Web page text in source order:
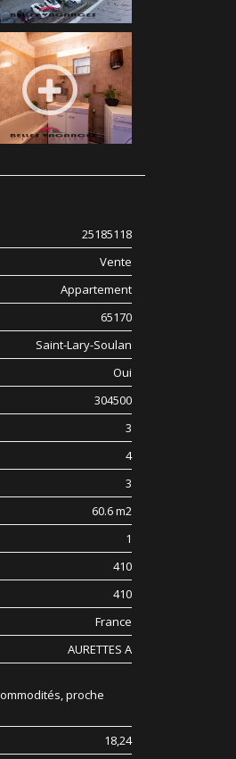
25185118
Vente
Appartement
65170
Saint-Lary-Soulan
Oui
304500
3
4
3
60.6 m2
1
410
410
France
AURETTES A
proche
18,24